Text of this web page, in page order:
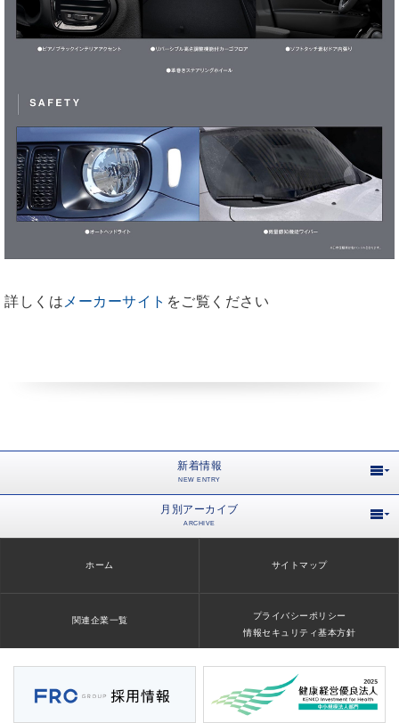
詳しくは メーカーサイト をご覧ください
新着情報
NEW ENTRY
月別アーカイブ
ARCHIVE
ホーム サイトマップ
関連企業一覧
プライバシーポリシー
情報セキュリティ基本方針